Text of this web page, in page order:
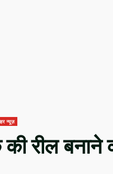
न्यूज़
रील बनाने